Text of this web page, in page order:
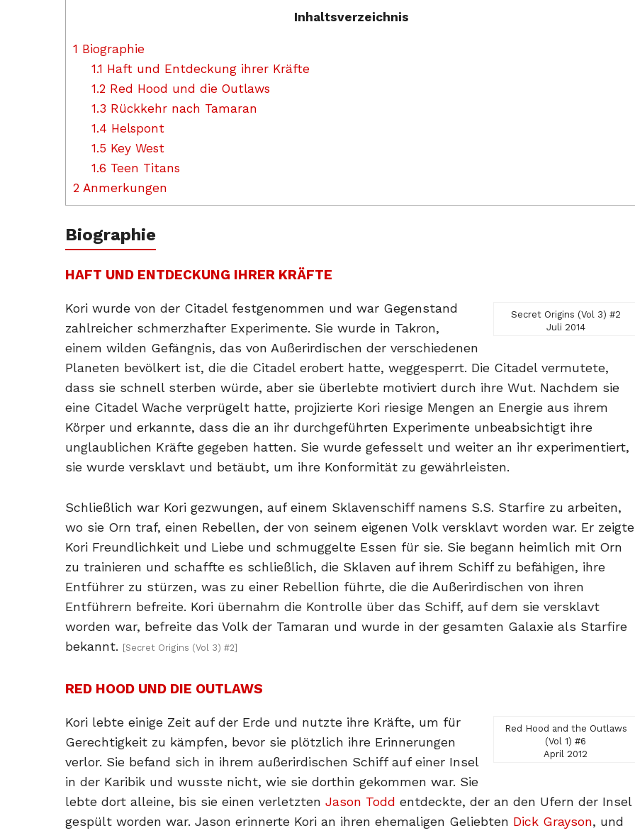
Inhaltsverzeichnis
1 Biographie
1.1 Haft und Entdeckung ihrer Kräfte
1.2Red Hood und die Outlaws
1.3 Rückkehr nach Tamaran
1.4 Helspont
1.5 Key West
1.6 Teen Titans
2 Anmerkungen
Biographie
HAFT UND ENTDECKUNG IHRER KRÄFTE
Secret Origins (Vol 3) #2
Juli 2014
Kori wurde von der Citadel festgenommen und war Gegenstand
zahlreicher schmerzhafter Experimente. Sie wurde in Takron,
einem wilden Gefängnis, das von Außerirdischen der verschiedenen
Planeten bevölkert ist, die die Citadel erobert hatte, weggesperrt. Die Citadel vermutete,
dass sie schnell sterben würde, aber sie überlebte motiviert durch ihre Wut. Nachdem sie
eine Citadel Wache verprügelt hatte, projizierte Kori riesige Mengen an Energie aus ihrem
Körper und erkannte, dass die an ihr durchgeführten Experimente unbeabsichtigt ihre
unglaublichen Kräfte gegeben hatten. Sie wurde gefesselt und weiter an ihr experimentiert,
sie wurde versklavt und betäubt, um ihre Konformität zu gewährleisten.
Schließlich war Kori gezwungen, auf einem Sklavenschiff namens S.S. Starfire zu arbeiten,
wo sie Orn traf, einen Rebellen, der von seinem eigenen Volk versklavt worden war. Er zeigte
Kori Freundlichkeit und Liebe und schmuggelte Essen für sie. Sie begann heimlich mit Orn
zu trainieren und schaffte es schließlich, die Sklaven auf ihrem Schiff zu befähigen, ihre
Entführer zu stürzen, was zu einer Rebellion führte, die die Außerirdischen von ihren
Entführern befreite. Kori übernahm die Kontrolle über das Schiff, auf dem sie versklavt
worden war, befreite das Volk der Tamaran und wurde in der gesamten Galaxie als Starfire
bekannt. [Secret Origins (Vol 3) #2]
RED HOOD UND DIE OUTLAWS
Red Hood and the Outlaws
(Vol 1) #6
April 2012
Kori lebte einige Zeit auf der Erde und nutzte ihre Kräfte, um für
Gerechtigkeit zu kämpfen, bevor sie plötzlich ihre Erinnerungen
verlor. Sie befand sich in ihrem außerirdischen Schiff auf einer Insel
in der Karibik und wusste nicht, wie sie dorthin gekommen war. Sie
lebte dort alleine, bis sie einen verletzten Jason Todd entdeckte, der an den Ufern der Insel
gespült worden war. Jason erinnerte Kori an ihren ehemaligen Geliebten Dick Grayson, und